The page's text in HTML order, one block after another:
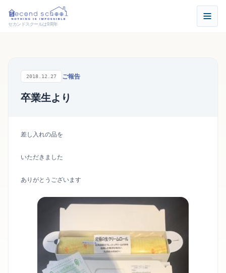
セカンドスクールは9周年
2018.12.27 ご報告
卒業生より
差し入れの品を
いただきました
ありがとうございます